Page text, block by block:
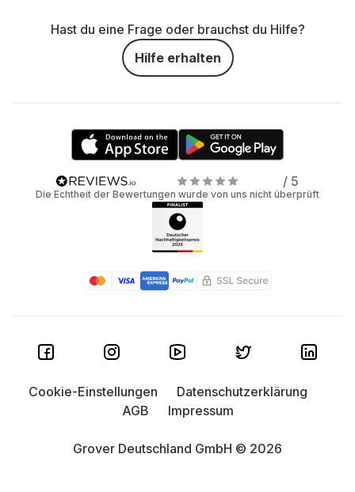
Hast du eine Frage oder brauchst du Hilfe?
Hilfe erhalten
/ 5
Die Echtheit der Bewertungen wurde von uns nicht überprüft
Grover Deutschland GmbH © 2026
Cookie-Einstellungen
Datenschutzerklärung
AGB
Impressum